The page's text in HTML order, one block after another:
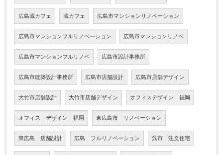
広島蔵カフェ 蔵カフェ 広島市マンションリノベーション
広島市マンションフルリノベーション 広島市マンションリノベ
広島市マンションフルリノベ 広島市設計事務所
広島市建築設計事務所 広島市店舗設計 広島市店舗デザイン
大竹市店舗設計 大竹市店舗デザイン オフィスデザイン 福岡
オフィス デザイン 福岡 東広島市 リノベーション
東広島 店舗設計 広島 フルリノベーション 呉市 注文住宅